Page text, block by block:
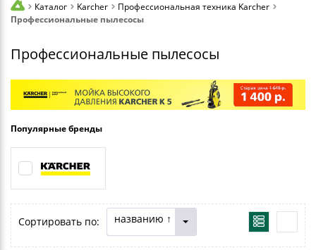
Каталог Karcher
Профессиональная техника Karcher
Профессиональные пылесосы
Профессиональные пылесосы
Популярные бренды
Сортировать по: названию ↑